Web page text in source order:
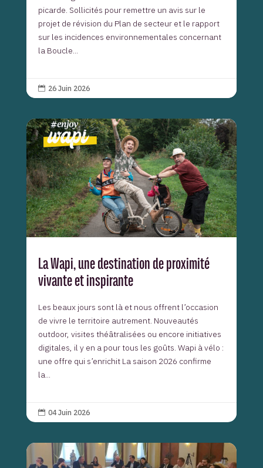
picarde. Sollicités pour remettre un avis sur le
projet de révision du Plan de secteur et le rapport
sur les incidences environnementales concernant
la Boucle...
 26 Juin 2026
La Wapi, une destination de proximité
vivante et inspirante
Les beaux jours sont là et nous offrent l’occasion
de vivre le territoire autrement. Nouveautés
outdoor, visites théâtralisées ou encore initiatives
digitales, il y en a pour tous les goûts. Wapi à vélo :
une offre qui s’enrichit La saison 2026 confirme
la...
 04 Juin 2026